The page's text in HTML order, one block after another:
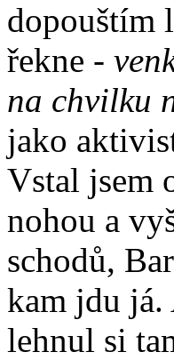
dopouštím
řekne -
na chvilku
jako
Vstal jsem
nohou a
schodů,
kam jdu já.
lehnul si